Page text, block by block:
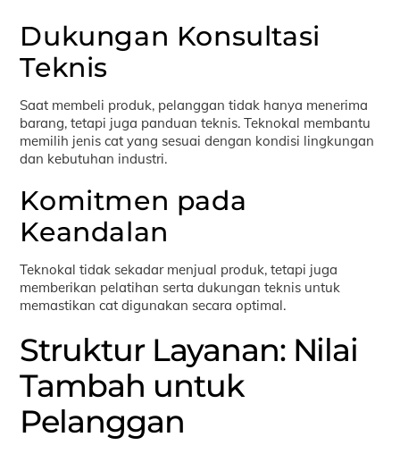
Dukungan Konsultasi
Teknis
Saat membeli produk, pelanggan tidak hanya menerima
barang, tetapi juga panduan teknis. Teknokal membantu
memilih jenis cat yang sesuai dengan kondisi lingkungan
dan kebutuhan industri.
Komitmen pada
Keandalan
Teknokal tidak sekadar menjual produk, tetapi juga
memberikan pelatihan serta dukungan teknis untuk
memastikan cat digunakan secara optimal.
Struktur Layanan: Nilai
Tambah untuk
Pelanggan